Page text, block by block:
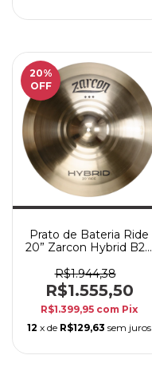
20%
OFF
Prato de Bateria Ride
20” Zarcon Hybrid B20
Som Profissional
R$1.944,38
R$1.555,50
R$1.399,95 com Pix
12 x de R$129,63 sem juros